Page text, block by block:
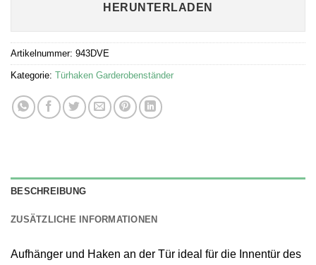
HERUNTERLADEN
Artikelnummer: 943DVE
Kategorie: Türhaken Garderobenständer
BESCHREIBUNG
ZUSÄTZLICHE INFORMATIONEN
Aufhänger und Haken an der Tür ideal für die Innentür des